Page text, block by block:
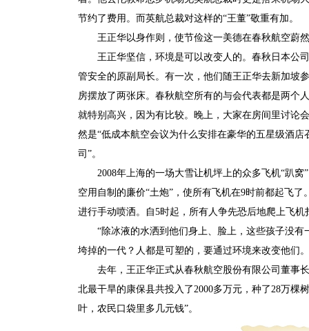
节约了费用。而英航总裁对这样的“王董”敬重有加。
王正华以身作则，使节俭这一美德在春秋航空蔚
王正华坚信，环境是可以改变人的。春秋日本公
管安全的原副局长。有一次，他们随王正华去新加坡
房摆放了两张床。春秋航空所有的与会代表都是两个
就特别高兴，因为有比较。晚上，大家在房间里讨论
然是“低成本航空会议为什么安排在豪华的五星级酒
司”。
2008年上海的一场大雪让机坪上的众多飞机“趴
空用自制的廉价“土炮”，使所有飞机在9时前都起飞
进行手动喷洒。自5时起，所有人争先恐后地爬上飞
“除冰液的水洒到他们身上、脸上，这些孩子没有
垮掉的一代？人都是可塑的，要通过环境来改变他们
去年，王正华正式从春秋航空股份有限公司董事
北最干旱的康保县共投入了2000多万元，种了28万棵
叶，农民口袋里多几元钱”。